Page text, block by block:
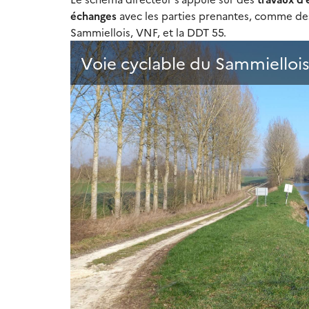
échanges avec les parties prenantes, comme
Sammiellois, VNF, et la DDT 55.
Voie cyclable du Sammiellois
.
.